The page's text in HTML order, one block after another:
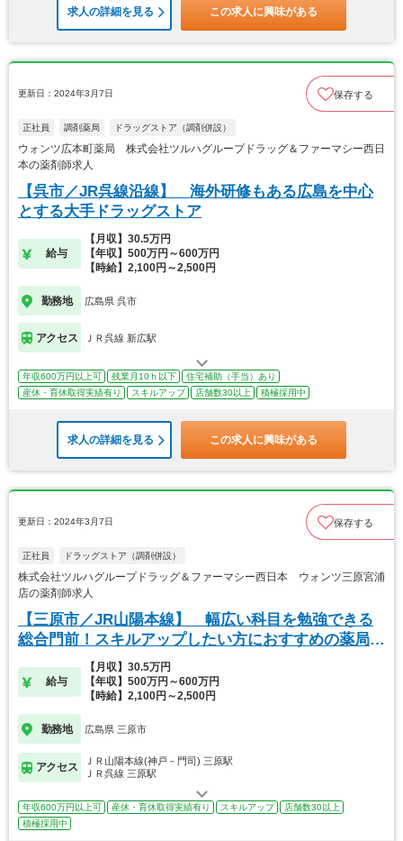
求人の詳細を見る この求人に興味がある
更新日：2024年3月7日 保存する
正社員 調剤薬局 ドラッグストア（調剤併設）
ウォンツ広本町薬局 株式会社ツルハグループドラッグ＆ファーマシー西日
本の薬剤師求人
【呉市／JR呉線沿線】 海外研修もある広島を中心
とする大手ドラッグストア
給与
【月収】30.5万円
【年収】500万円～600万円
【時給】2,100円～2,500円
勤務地 広島県 呉市
アクセス ＪＲ呉線 新広駅
年収600万円以上可 残業月10ｈ以下
住宅補助（手当）あり
産休・育休取得実績有り
スキルアップ 店舗数30以上 積極採用中
求人の詳細を見る この求人に興味がある
更新日：2024年3月7日 保存する
正社員 ドラッグストア（調剤併設）
株式会社ツルハグループドラッグ＆ファーマシー西日本 ウォンツ三原宮浦
店の薬剤師求人
【三原市／JR山陽本線】 幅広い科目を勉強できる
総合門前！スキルアップしたい方におすすめの薬局で
給与
【月収】30.5万円
【年収】500万円～600万円
【時給】2,100円～2,500円
勤務地 広島県 三原市
アクセス
ＪＲ山陽本線(神戸－門司) 三原駅
ＪＲ呉線 三原駅
年収600万円以上可 産休・育休取得実績有り スキルアップ
店舗数30以上
積極採用中